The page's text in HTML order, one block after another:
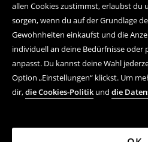
allen Cookies zustimmst, erlaubst du
sorgen, wenn du auf der Grundlage
Gewohnheiten einkaufst und die
individuell an deine Bedürfnisse oder
anpasst. Du kannst deine Wahl
Option „Einstellungen“ klickst. Um
dir,die Cookies-Politik und die